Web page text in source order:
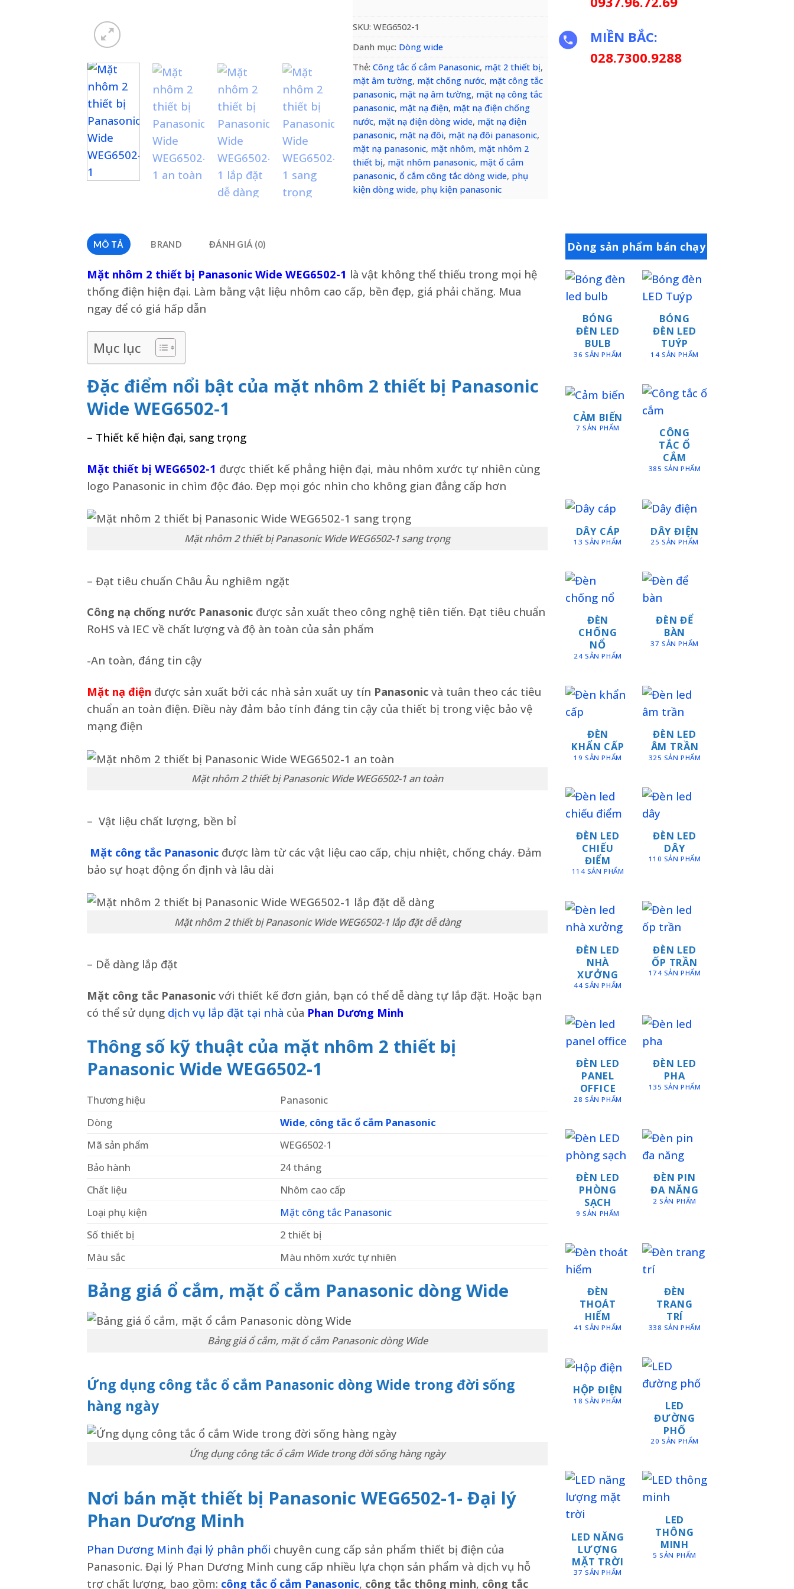
SKU: WEG6502-1
Danh mục: Dòng wide
Thẻ: Công tắc ổ cắm Panasonic, mặt 2 thiết bị,
mặt âm tường, mặt chống nước, mặt công tắc
panasonic, mặt nạ âm tường, mặt nạ công tắc
panasonic, mặt nạ điện, mặt nạ điện chống
nước, mặt nạ điện dòng wide, mặt nạ điện
panasonic, mặt nạ đôi, mặt nạ đôi panasonic,
mặt nạ panasonic, mặt nhôm, mặt nhôm 2
thiết bị, mặt nhôm panasonic, mặt ổ cắm
panasonic, ổ cắm công tắc dòng wide, phụ
kiện dòng wide, phụ kiện panasonic
MIỀN BẮC:
028.7300.9288
MÔ TẢ BRAND ĐÁNH GIÁ (0)
Mặt nhôm 2 thiết bị Panasonic Wide WEG6502-1 là vật không thể thiếu trong mọi hệ
thống điện hiện đại. Làm bằng vật liệu nhôm cao cấp, bền đẹp, giá phải chăng. Mua
ngay để có giá hấp dẫn
Mục lục
Đặc điểm nổi bật của mặt nhôm 2 thiết bị Panasonic
Wide WEG6502-1
– Thiết kế hiện đại, sang trọng
Mặt thiết bị WEG6502-1 được thiết kế phẳng hiện đại, màu nhôm xước tự nhiên cùng
logo Panasonic in chìm độc đáo. Đẹp mọi góc nhìn cho không gian đẳng cấp hơn
Mặt nhôm 2 thiết bị Panasonic Wide WEG6502-1 sang trọng
– Đạt tiêu chuẩn Châu Âu nghiêm ngặt
Công nạ chống nước Panasonic được sản xuất theo công nghệ tiên tiến. Đạt tiêu chuẩn
RoHS và IEC về chất lượng và độ àn toàn của sản phẩm
-An toàn, đáng tin cậy
Mặt nạ điện được sản xuất bởi các nhà sản xuất uy tín Panasonic và tuân theo các tiêu
chuẩn an toàn điện. Điều này đảm bảo tính đáng tin cậy của thiết bị trong việc bảo vệ
mạng điện
Mặt nhôm 2 thiết bị Panasonic Wide WEG6502-1 an toàn
– Vật liệu chất lượng, bền bỉ
Mặt công tắc Panasonic được làm từ các vật liệu cao cấp, chịu nhiệt, chống cháy. Đảm
bảo sự hoạt động ổn định và lâu dài
Mặt nhôm 2 thiết bị Panasonic Wide WEG6502-1 lắp đặt dễ dàng
– Dễ dàng lắp đặt
Mặt công tắc Panasonic với thiết kế đơn giản, bạn có thể dễ dàng tự lắp đặt. Hoặc bạn
có thể sử dụng dịch vụ lắp đặt tại nhà của Phan Dương Minh
Thông số kỹ thuật của mặt nhôm 2 thiết bị
Panasonic Wide WEG6502-1
Thương hiệu
Panasonic
Dòng
Wide, công tắc ổ cắm Panasonic
Mã sản phẩm
WEG6502-1
Bảo hành
24 tháng
Chất liệu
Nhôm cao cấp
Loại phụ kiện
Mặt công tắc Panasonic
Số thiết bị
2 thiết bị
Màu sắc
Màu nhôm xước tự nhiên
Bảng giá ổ cắm, mặt ổ cắm Panasonic dòng Wide
Bảng giá ổ cắm, mặt ổ cắm Panasonic dòng Wide
Ứng dụng công tắc ổ cắm Panasonic dòng Wide trong đời sống
hàng ngày
Ứng dụng công tắc ổ cắm Wide trong đời sống hàng ngày
Nơi bán mặt thiết bị Panasonic WEG6502-1- Đại lý
Phan Dương Minh
Phan Dương Minh đại lý phân phối chuyên cung cấp sản phẩm thiết bị điện của
Panasonic. Đại lý Phan Dương Minh cung cấp nhiều lựa chọn sản phẩm và dịch vụ hỗ
trợ chất lượng, bao gồm: công tắc ổ cắm Panasonic, công tắc thông minh, công tắc
Dòng sản phẩm bán chạy
BÓNG
ĐÈN LED
BULB
36 SẢN PHẨM
BÓNG
ĐÈN LED
TUÝP
14 SẢN PHẨM
CẢM BIẾN
7 SẢN PHẨM
CÔNG
TẮC Ổ
CẮM
385 SẢN PHẨM
DÂY CÁP
13 SẢN PHẨM
DÂY ĐIỆN
25 SẢN PHẨM
ĐÈN
CHỐNG
NỔ
24 SẢN PHẨM
ĐÈN ĐỂ
BÀN
37 SẢN PHẨM
ĐÈN
KHẨN CẤP
19 SẢN PHẨM
ĐÈN LED
ÂM TRẦN
325 SẢN PHẨM
ĐÈN LED
CHIẾU
ĐIỂM
114 SẢN PHẨM
ĐÈN LED
DÂY
110 SẢN PHẨM
ĐÈN LED
NHÀ
XƯỞNG
44 SẢN PHẨM
ĐÈN LED
ỐP TRẦN
174 SẢN PHẨM
ĐÈN LED
PANEL
OFFICE
28 SẢN PHẨM
ĐÈN LED
PHA
135 SẢN PHẨM
ĐÈN LED
PHÒNG
SẠCH
9 SẢN PHẨM
ĐÈN PIN
ĐA NĂNG
2 SẢN PHẨM
ĐÈN
THOÁT
HIỂM
41 SẢN PHẨM
ĐÈN
TRANG
TRÍ
338 SẢN PHẨM
HỘP ĐIỆN
18 SẢN PHẨM
LED
ĐƯỜNG
PHỐ
20 SẢN PHẨM
LED NĂNG
LƯỢNG
MẶT TRỜI
37 SẢN PHẨM
LED
THÔNG
MINH
5 SẢN PHẨM